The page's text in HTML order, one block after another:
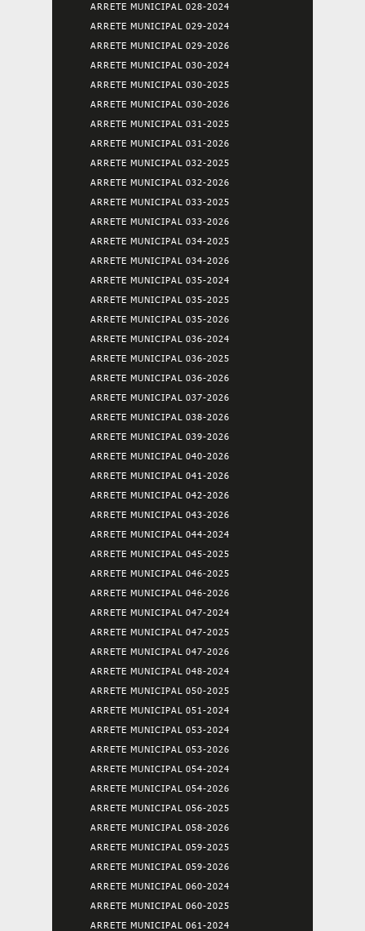
ARRETE MUNICIPAL 028-2024
ARRETE MUNICIPAL 029-2024
ARRETE MUNICIPAL 029-2026
ARRETE MUNICIPAL 030-2024
ARRETE MUNICIPAL 030-2025
ARRETE MUNICIPAL 030-2026
ARRETE MUNICIPAL 031-2025
ARRETE MUNICIPAL 031-2026
ARRETE MUNICIPAL 032-2025
ARRETE MUNICIPAL 032-2026
ARRETE MUNICIPAL 033-2025
ARRETE MUNICIPAL 033-2026
ARRETE MUNICIPAL 034-2025
ARRETE MUNICIPAL 034-2026
ARRETE MUNICIPAL 035-2024
ARRETE MUNICIPAL 035-2025
ARRETE MUNICIPAL 035-2026
ARRETE MUNICIPAL 036-2024
ARRETE MUNICIPAL 036-2025
ARRETE MUNICIPAL 036-2026
ARRETE MUNICIPAL 037-2026
ARRETE MUNICIPAL 038-2026
ARRETE MUNICIPAL 039-2026
ARRETE MUNICIPAL 040-2026
ARRETE MUNICIPAL 041-2026
ARRETE MUNICIPAL 042-2026
ARRETE MUNICIPAL 043-2026
ARRETE MUNICIPAL 044-2024
ARRETE MUNICIPAL 045-2025
ARRETE MUNICIPAL 046-2025
ARRETE MUNICIPAL 046-2026
ARRETE MUNICIPAL 047-2024
ARRETE MUNICIPAL 047-2025
ARRETE MUNICIPAL 047-2026
ARRETE MUNICIPAL 048-2024
ARRETE MUNICIPAL 050-2025
ARRETE MUNICIPAL 051-2024
ARRETE MUNICIPAL 053-2024
ARRETE MUNICIPAL 053-2026
ARRETE MUNICIPAL 054-2024
ARRETE MUNICIPAL 054-2026
ARRETE MUNICIPAL 056-2025
ARRETE MUNICIPAL 058-2026
ARRETE MUNICIPAL 059-2025
ARRETE MUNICIPAL 059-2026
ARRETE MUNICIPAL 060-2024
ARRETE MUNICIPAL 060-2025
ARRETE MUNICIPAL 061-2024